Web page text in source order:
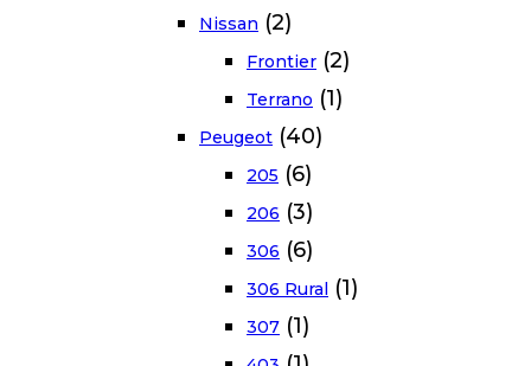
Nissan (2)
Frontier (2)
Terrano (1)
Peugeot (40)
205 (6)
206 (3)
306 (6)
306 Rural (1)
307 (1)